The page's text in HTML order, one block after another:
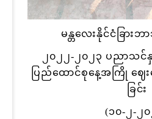
မန္တလေးနိုင်ငံခြာ
၂၀၂၂-၂၀၂၃ ပညာသင်
ပြည်ထောင်စုနေ့အကြို ဈေး
ခြင်း
(၁၀-၂-၂